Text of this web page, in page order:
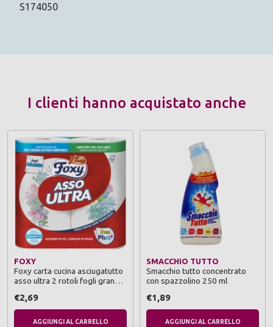
S174050
I clienti hanno acquistato anche
FOXY
Foxy carta cucina asciugatutto
asso ultra 2 rotoli fogli grandi
€2,69
AGGIUNGI AL CARRELLO
SMACCHIO TUTTO
Smacchio tutto concentrato
con spazzolino 250 ml
€1,89
AGGIUNGI AL CARRELLO